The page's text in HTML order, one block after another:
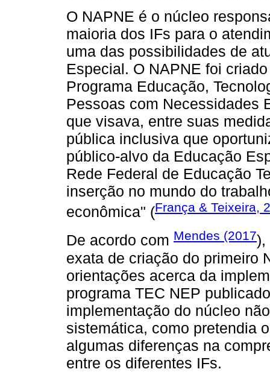
O NAPNE é o núcleo
maioria dos IFs para o
uma das possibilidades de
Especial. O NAPNE foi
Programa Educação,
Pessoas com Necessidades
que visava, entre suas
pública inclusiva que
público-alvo da Educação
Rede Federal de Educação
inserção no mundo do
econômica" (França & Teixeira,
De acordo com Mendes (2017),
exata de criação do primeiro
orientações acerca da
programa TEC NEP
implementação do núcleo
sistemática, como pretendia
algumas diferenças na
entre os diferentes IFs.